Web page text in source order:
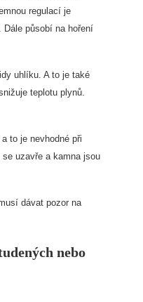
regulací je
působí na hoření
uhlíku. A to je také
teplotu plynů.
to je nevhodné při
uzavře a kamna jsou
dávat pozor na
nebo